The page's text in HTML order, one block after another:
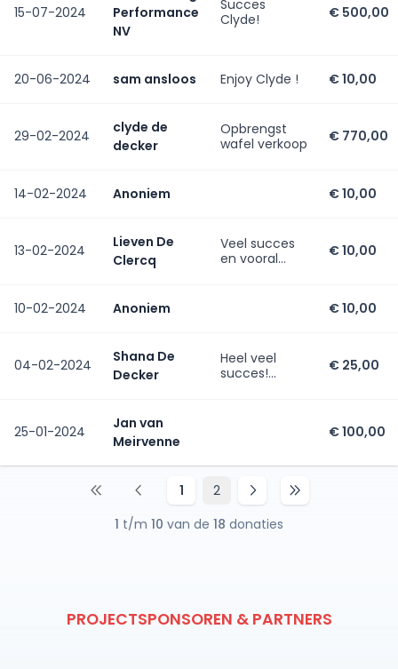
15-07-2024
Performance
NV
Succes
Clyde!
€ 500,00
20-06-2024 sam ansloos Enjoy Clyde ! € 10,00
29-02-2024
clyde de
decker
Opbrengst
wafel verkoop
€ 770,00
14-02-2024 Anoniem € 10,00
13-02-2024
Lieven De
Clercq
Veel succes
en vooral
€ 10,00
10-02-2024 Anoniem € 10,00
04-02-2024
Shana De
Decker
Heel veel
succes!
€ 25,00
25-01-2024
Jan van
Meirvenne
€ 100,00
1
2
1 t/m 10 van de 18 donaties
PROJECTSPONSOREN & PARTNERS